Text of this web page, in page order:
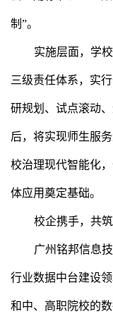
制”。
实施层面，学
三级责任体系，实
研规划、试点滚动
后，将实现师生服
校治理现代智能化
体应用奠定基础。
校企携手，共
广州铭邦信息
行业数据中台建设
和中、高职院校的